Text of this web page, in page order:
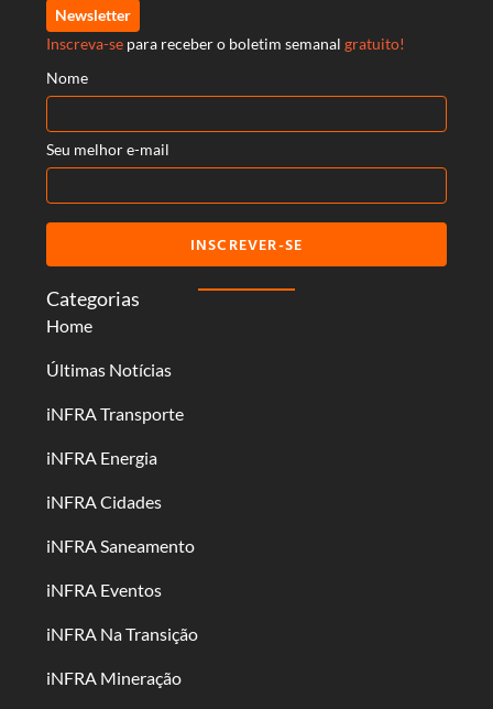
Categorias
Home
Últimas Notícias
iNFRA Transporte
iNFRA Energia
iNFRA Cidades
iNFRA Saneamento
iNFRA Eventos
iNFRA Na Transição
iNFRA Mineração
Newsletter
Inscreva-se para receber o boletim semanal gratuito!
Nome
Seu melhor e-mail
INSCREVER-SE